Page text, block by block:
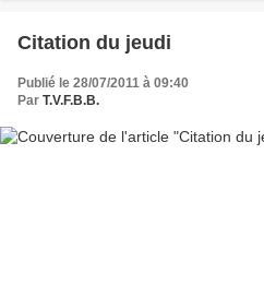
Citation du jeudi
Publié le 28/07/2011 à 09:40
Par T.V.F.B.B.